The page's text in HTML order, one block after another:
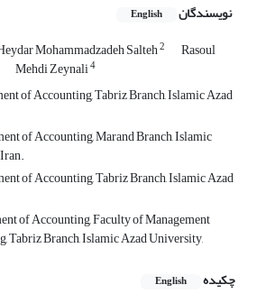
نویسندگان English
Mohammadzadeh Salteh2 Rasoul
Mehdi Zeynali4
of Accounting, Tabriz Branch, Islamic Azad
of Accounting, Marand Branch, Islamic
of Accounting, Tabriz Branch, Islamic Azad
of Accounting, Faculty of Management
Tabriz Branch, Islamic Azad University,
چکیده
English